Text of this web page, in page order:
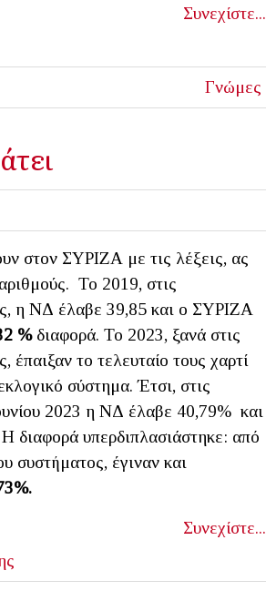
Συνεχίστε...
Γνώμες
στον ΣΥΡΙΖΑ με τις λέξεις, ας
Το 2019, στις
η ΝΔ έλαβε 39,85 και ο ΣΥΡΙΖΑ
%διαφορά. Το 2023, ξανά στις
έπαιξαν το τελευταίο τους χαρτί
σύστημα. Έτσι, στις
2023 η ΝΔ έλαβε 40,79% και
υπερδιπλασιάστηκε: από
συστήματος, έγιναν και
Συνεχίστε...